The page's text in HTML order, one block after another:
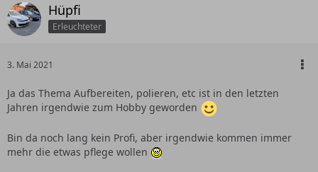
Hüpfi
Erleuchteter
3. Mai 2021
Ja das Thema Aufbereiten, polieren, etc ist in den letzten
Jahren irgendwie zum Hobby geworden
Bin da noch lang kein Profi, aber irgendwie kommen immer
mehr die etwas pflege wollen